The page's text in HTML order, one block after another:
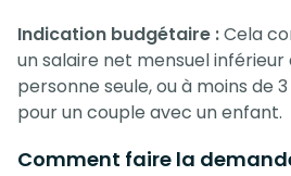
Indication budgétaire :Cela
un salaire net mensuel inférieur
personne seule, ou à moins de
pour un couple avec un enfant.
Comment faire la